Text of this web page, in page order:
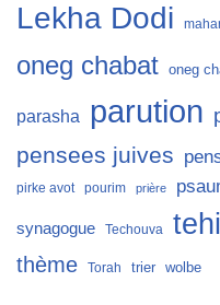
Lekha Dodi
oneg chabat oneg
parasha parution
pensees juives
pirke avot
pourim prière
synagogue Techouva
thème Torah trier wolbe